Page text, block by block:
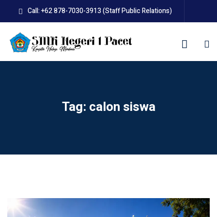
content
Call: +62 878-7030-3913 (Staff Public Relations)
Tag: calon siswa